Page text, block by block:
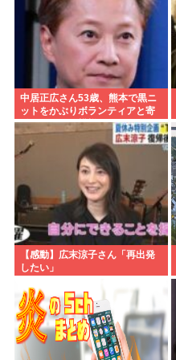
中居正広さん53歳、熊本で黒ニ
ットをかぶりボランティアと寄
付をしている模様
【感動】広末涼子さん「再出発
したい」